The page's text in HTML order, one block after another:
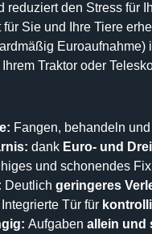
reduziert den Stress für
Sie und Ihre Tiere
Euroaufnahme)
Traktor oder
Fangen, behandeln
dank Euro- und
und schonendes
Deutlich geringeres
Integrierte Tür für
Aufgaben allein und